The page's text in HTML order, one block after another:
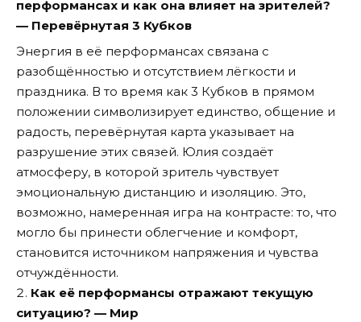
перформансах и как она влияет на зрителей?
— Перевёрнутая 3 Кубков
Энергия в её перформансах связана с
разобщённостью и отсутствием лёгкости и
праздника. В то время как 3 Кубков в прямом
положении символизирует единство, общение и
радость, перевёрнутая карта указывает на
разрушение этих связей. Юлия создаёт
атмосферу, в которой зритель чувствует
эмоциональную дистанцию и изоляцию. Это,
возможно, намеренная игра на контрасте: то, что
могло бы принести облегчение и комфорт,
становится источником напряжения и чувства
отчуждённости.
Как её перформансы отражают текущую
ситуацию? — Мир